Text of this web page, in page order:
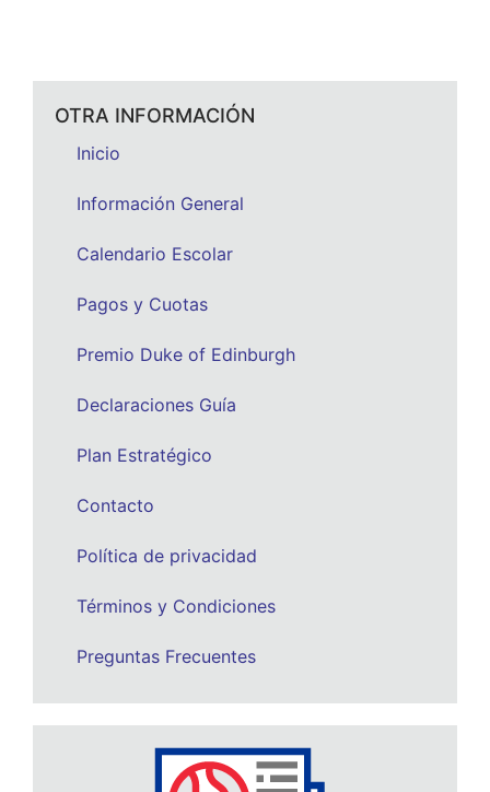
OTRA INFORMACIÓN
Inicio
Información General
Calendario Escolar
Pagos y Cuotas
Premio Duke of Edinburgh
Declaraciones Guía
Plan Estratégico
Contacto
Política de privacidad
Términos y Condiciones
Preguntas Frecuentes